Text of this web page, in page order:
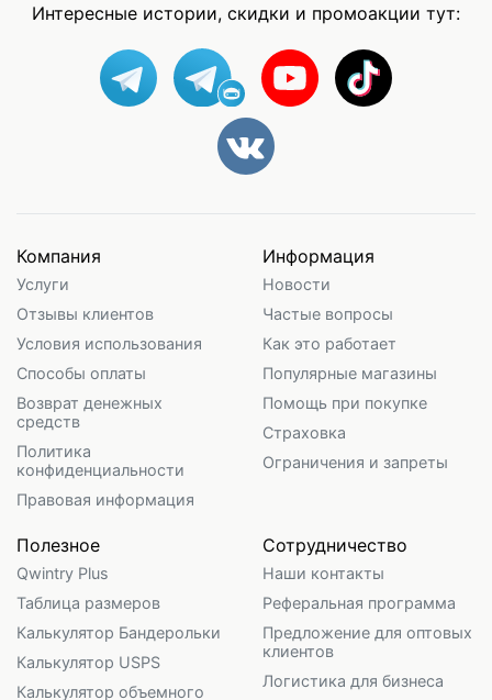
Интересные истории, скидки и промоакции тут:
Компания
Услуги
Отзывы клиентов
Условия использования
Способы оплаты
Возврат денежных
средств
Политика
конфиденциальности
Правовая информация
Информация
Новости
Частые вопросы
Как это работает
Популярные магазины
Помощь при покупке
Страховка
Ограничения и запреты
Полезное
Qwintry Plus
Таблица размеров
Калькулятор Бандерольки
Калькулятор USPS
Калькулятор объемного
Сотрудничество
Наши контакты
Реферальная программа
Предложение для оптовых
клиентов
Логистика для бизнеса